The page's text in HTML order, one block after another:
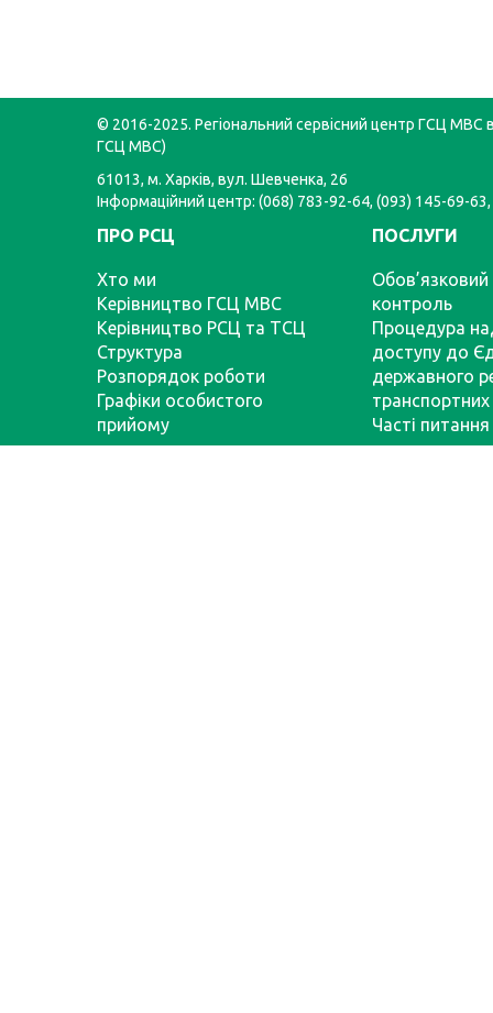
© 2016-2025. Регіональний сервісний центр ГСЦ МВС в
ГСЦ МВС)
61013, м. Харків, вул. Шевченка, 26
Інформаційний центр: (068) 783-92-64, (093) 145-69-
ПРО РСЦ
Хто ми
Керівництво ГСЦ МВС
Керівництво РСЦ та ТСЦ
Структура
Розпорядок роботи
Графіки особистого
прийому
ПОСЛУГИ
Обов’язковий
контроль
Процедура
доступу до
державного
транспортних
Часті питання